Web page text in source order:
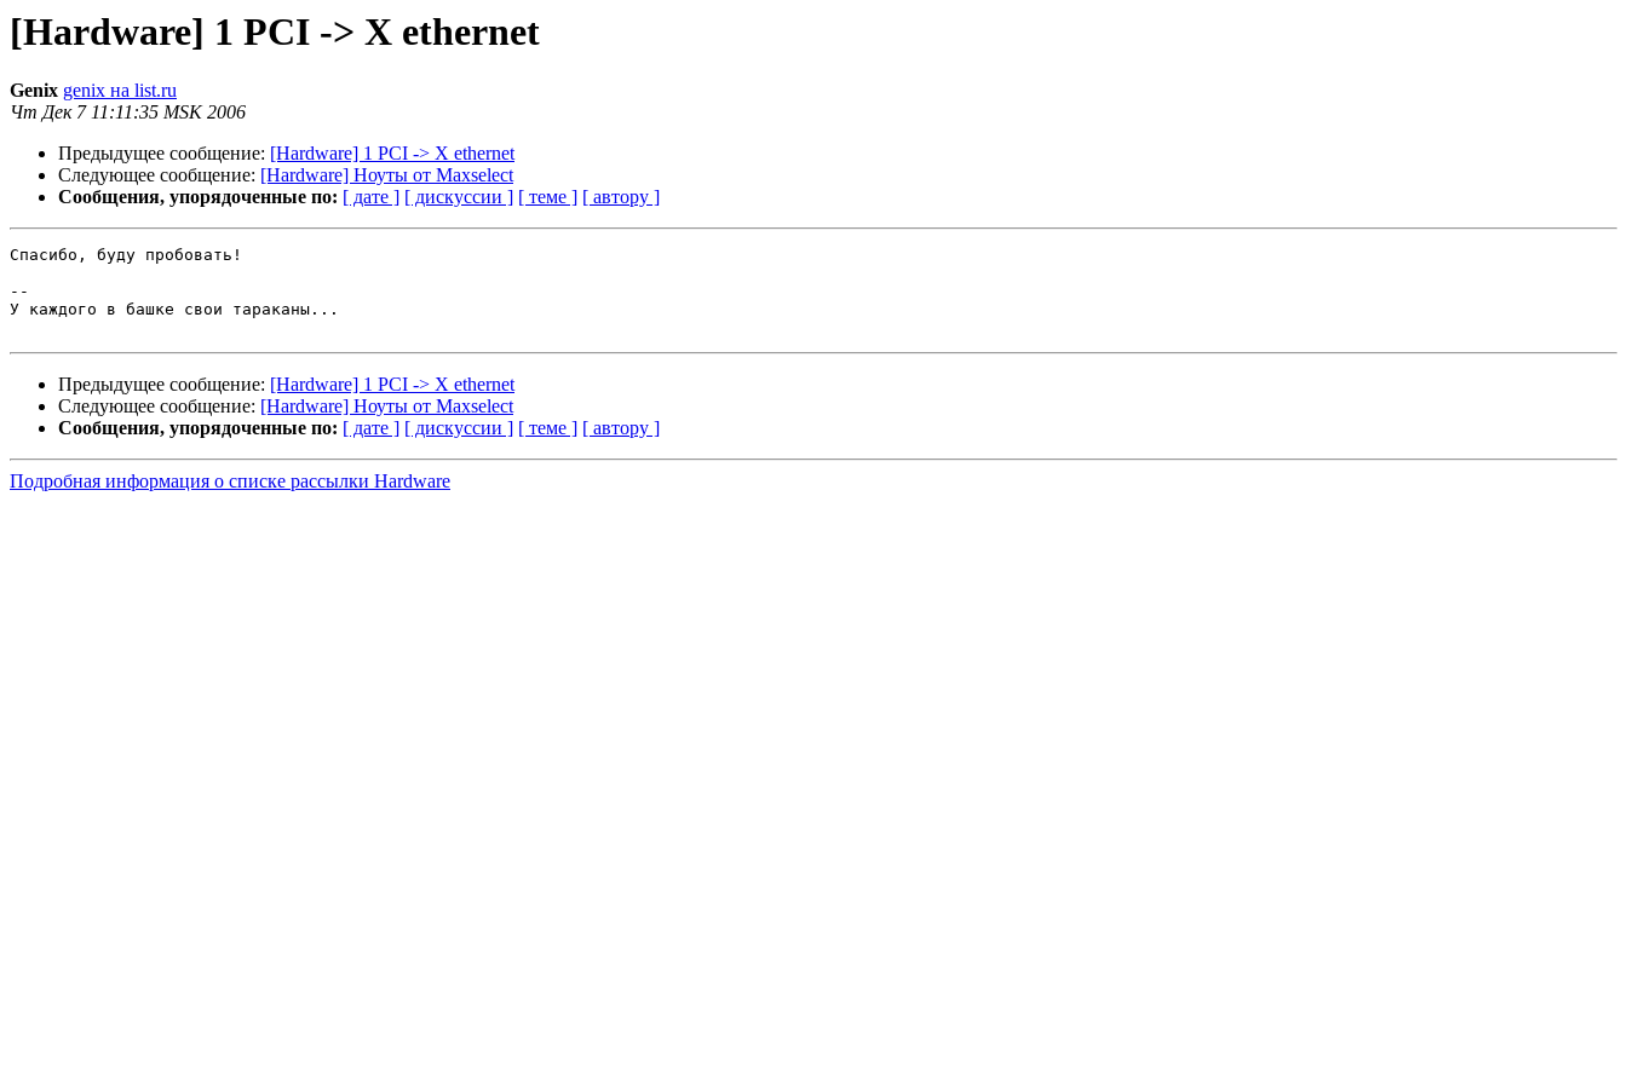
[Hardware] 1 PCI -> X ethernet
Genix genix на list.ru
Чт Дек 7 11:11:35 MSK 2006
Предыдущее сообщение: [Hardware] 1 PCI -> X ethernet
Следующее сообщение: [Hardware] Ноуты от Maxselect
Сообщения, упорядоченные по: [ дате ] [ дискуссии ] [ теме ] [ автору ]
Спасибо, буду пробовать!
--
У каждого в башке свои тараканы...
Предыдущее сообщение: [Hardware] 1 PCI -> X ethernet
Следующее сообщение: [Hardware] Ноуты от Maxselect
Сообщения, упорядоченные по: [ дате ] [ дискуссии ] [ теме ] [ автору ]
Подробная информация о списке рассылки Hardware